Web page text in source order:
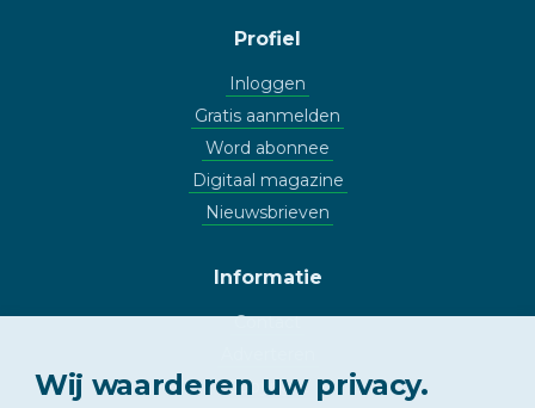
Profiel
Inloggen
Gratis aanmelden
Word abonnee
Digitaal magazine
Nieuwsbrieven
Informatie
Contact
Copyright
Wij waarderen uw privacy.